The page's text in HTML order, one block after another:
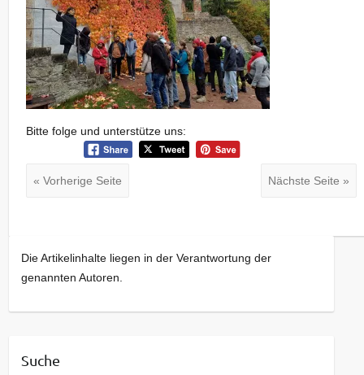
Bitte folge und unterstütze uns:
« Vorherige Seite Nächste Seite »
Die Artikelinhalte liegen in der Verantwortung der
genannten Autoren.
Suche